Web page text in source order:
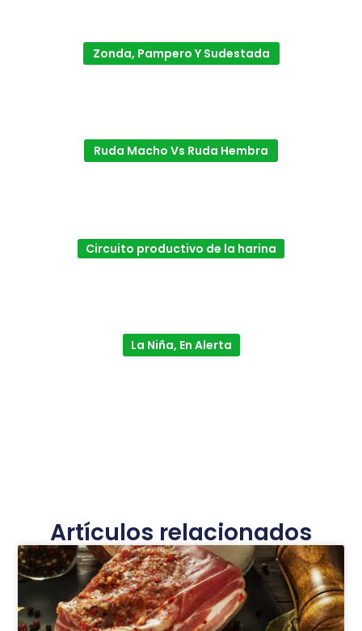
Zonda, Pampero Y Sudestada
Ruda Macho Vs Ruda Hembra
Circuito productivo de la harina
La Niña, En Alerta
Artículos relacionados